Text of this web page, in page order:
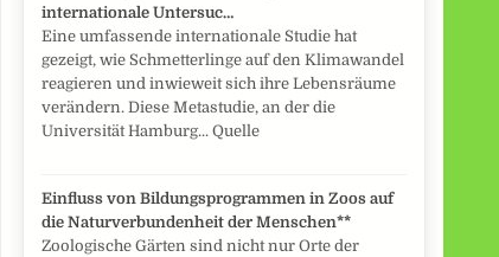
internationale Untersuc…
Eine umfassende internationale Studie hat
gezeigt, wie Schmetterlinge auf den Klimawandel
reagieren und inwieweit sich ihre Lebensräume
verändern. Diese Metastudie, an der die
Universität Hamburg... Quelle
Einfluss von Bildungsprogrammen in Zoos auf
die Naturverbundenheit der Menschen**
Zoologische Gärten sind nicht nur Orte der